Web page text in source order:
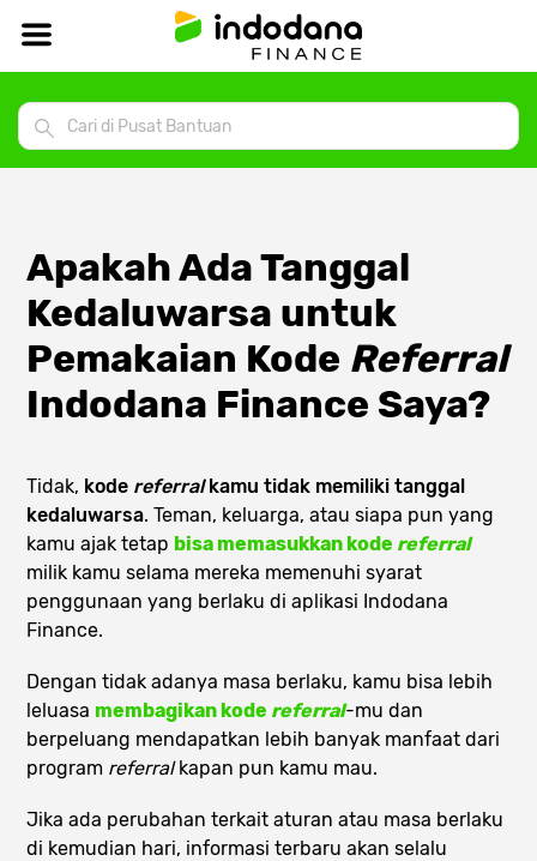
Apakah Ada Tanggal
Kedaluwarsa untuk
Pemakaian Kode Referral
Indodana Finance Saya?
Tidak, kode referralkamu tidak memiliki tanggal
kedaluwarsa. Teman, keluarga, atau siapa pun yang
kamu ajak tetap bisa memasukkan kode referral
milik kamu selama mereka memenuhi syarat
penggunaan yang berlaku di aplikasi Indodana
Finance.
Dengan tidak adanya masa berlaku, kamu bisa lebih
leluasa membagikan kode referral-mu dan
berpeluang mendapatkan lebih banyak manfaat dari
program referralkapan pun kamu mau.
Jika ada perubahan terkait aturan atau masa berlaku
di kemudian hari, informasi terbaru akan selalu